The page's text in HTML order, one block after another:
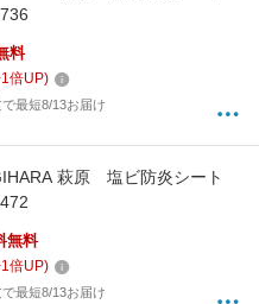
料
1倍UP)
最短8/13お届け
萩原 塩ビ防炎シート
無料
1倍UP)
最短8/13お届け